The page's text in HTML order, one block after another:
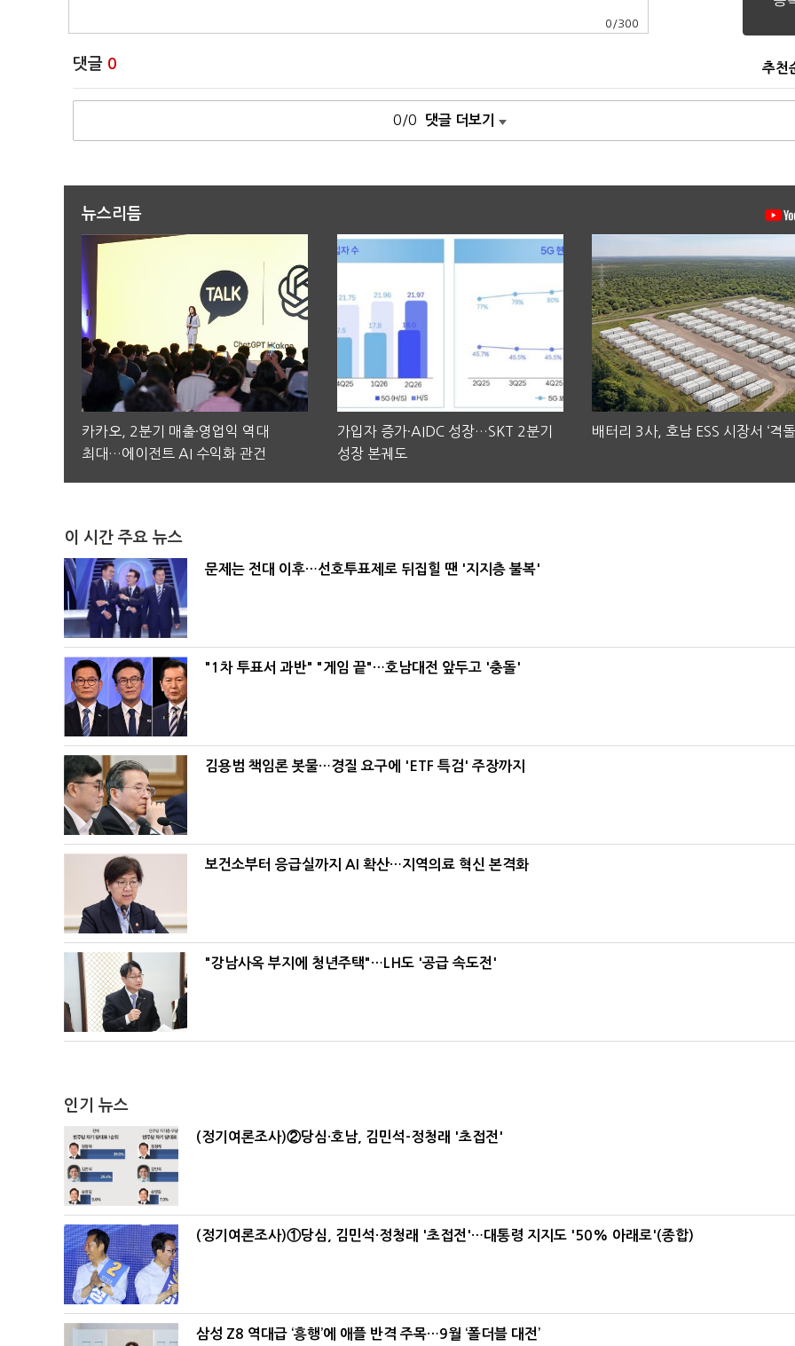
0 /300
댓글 0 추천
0/0 댓글 더보기
뉴스리듬
카카오, 2분기 매출·영업익 역대
최대…에이전트 AI 수익화 관건
가입자 증가·AIDC 성장…SKT 2분기
성장 본궤도
배터리 3사, 호남 ESS 시장서 ‘격돌
이 시간 주요 뉴스
문제는 전대 이후…선호투표제로 뒤집힐 땐 '지지층 불복'
"1차 투표서 과반" "게임 끝"…호남대전 앞두고 '충돌'
김용범 책임론 봇물…경질 요구에 'ETF 특검' 주장까지
보건소부터 응급실까지 AI 확산…지역의료 혁신 본격화
"강남사옥 부지에 청년주택"…LH도 '공급 속도전'
인기 뉴스
(정기여론조사)②당심·호남, 김민석-정청래 '초접전'
(정기여론조사)①당심, 김민석·정청래 '초접전'…대통령 지지도 '50% 아래로'(종합)
삼성 Z8 역대급 ‘흥행’에 애플 반격 주목…9월 ‘폴더블 대전’